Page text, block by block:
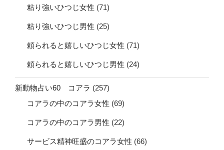
粘り強いひつじ女性 (71)
粘り強いひつじ男性 (25)
頼られると嬉しいひつじ女性 (71)
頼られると嬉しいひつじ男性 (24)
新動物占い60 コアラ (257)
コアラの中のコアラ女性 (69)
コアラの中のコアラ男性 (22)
サービス精神旺盛のコアラ女性 (66)